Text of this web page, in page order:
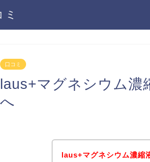
口コミ
laus+マグネシウム濃
へ
laus+マグネシウム濃縮